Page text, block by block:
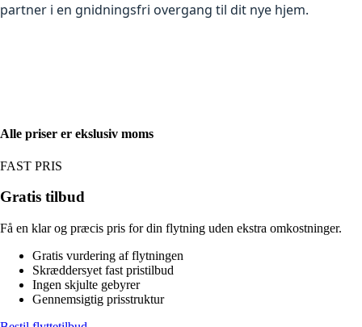
partner i en gnidningsfri overgang til dit nye hjem.
Alle priser er ekslusiv moms
FAST PRIS
Gratis tilbud
Få en klar og præcis pris for din flytning uden ekstra omkostninger.
Gratis vurdering af flytningen
Skræddersyet fast pristilbud
Ingen skjulte gebyrer
Gennemsigtig prisstruktur